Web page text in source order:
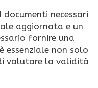
necessari
aggiornata e un
fornire una
essenziale non solo
valutare la validità